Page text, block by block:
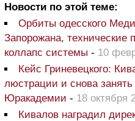
Новости по этой теме:
Орбиты одесского
Запорожана, технические
коллапс системы - 10
Кейс Гриневецкого:
люстрации и снова занять
Юракадемии - 18 октября
Кивалов наградил